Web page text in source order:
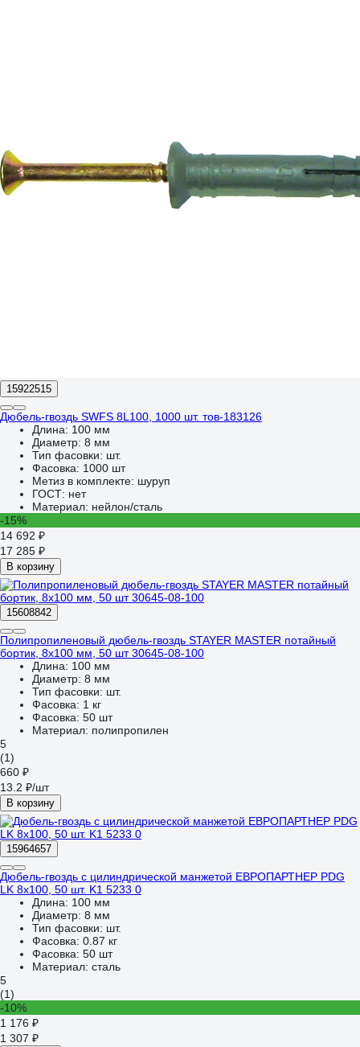
15922515
Дюбель-гвоздь SWFS 8L100, 1000 шт. тов-183126
Длина: 100 мм
Диаметр: 8 мм
Тип фасовки: шт.
Фасовка: 1000 шт
Метиз в комплекте: шуруп
ГОСТ: нет
Материал: нейлон/сталь
-15%
14 692 ₽
17 285 ₽
В корзину
15608842
Полипропиленовый дюбель-гвоздь STAYER MASTER потайный
бортик, 8x100 мм, 50 шт 30645-08-100
Длина: 100 мм
Диаметр: 8 мм
Тип фасовки: шт.
Фасовка: 1 кг
Фасовка: 50 шт
Материал: полипропилен
5
(1)
660 ₽
13.2 ₽/шт
В корзину
15964657
Дюбель-гвоздь с цилиндрической манжетой ЕВРОПАРТНЕР PDG
LK 8x100, 50 шт. K1 5233 0
Длина: 100 мм
Диаметр: 8 мм
Тип фасовки: шт.
Фасовка: 0.87 кг
Фасовка: 50 шт
Материал: сталь
5
(1)
-10%
1 176 ₽
1 307 ₽